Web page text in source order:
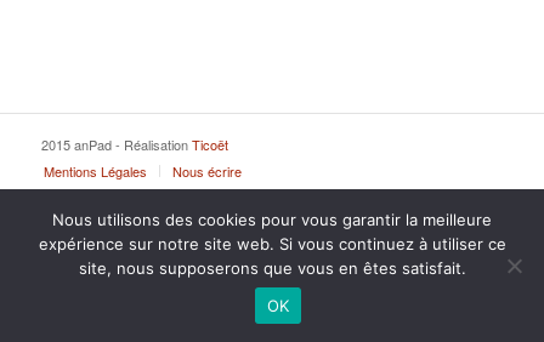
2015 anPad - RéalisationTicoët
Mentions Légales
Nous écrire
Nous utilisons des cookies pour vous garantir la meilleure
expérience sur notre site web. Si vous continuez à utiliser ce
site, nous supposerons que vous en êtes satisfait.
OK